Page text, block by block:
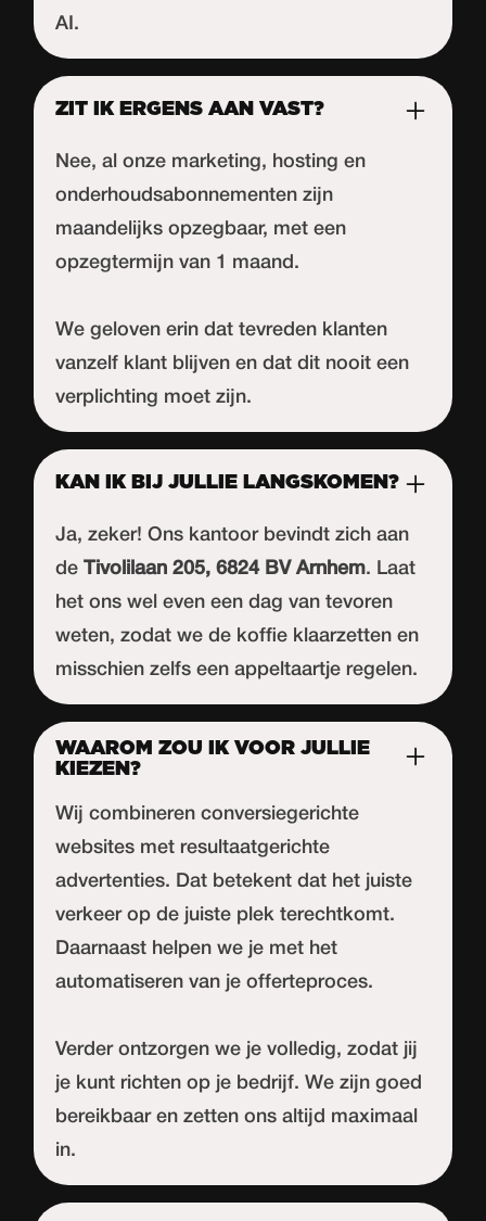
AI.
ZIT IK ERGENS AAN VAST?
Nee, al onze marketing, hosting en
onderhoudsabonnementen zijn
maandelijks opzegbaar, met een
opzegtermijn van 1 maand.
We geloven erin dat tevreden klanten
vanzelf klant blijven en dat dit nooit een
verplichting moet zijn.
KAN IK BIJ JULLIE LANGSKOMEN?
Ja, zeker! Ons kantoor bevindt zich aan
deTivolilaan 205, 6824 BV Arnhem. Laat
het ons wel even een dag van tevoren
weten, zodat we de koffie klaarzetten en
misschien zelfs een appeltaartje regelen.
WAAROM ZOU IK VOOR JULLIE
KIEZEN?
Wij combineren conversiegerichte
websites met resultaatgerichte
advertenties. Dat betekent dat het juiste
verkeer op de juiste plek terechtkomt.
Daarnaast helpen we je met het
automatiseren van je offerteproces.
Verder ontzorgen we je volledig, zodat jij
je kunt richten op je bedrijf. We zijn goed
bereikbaar en zetten ons altijd maximaal
in.